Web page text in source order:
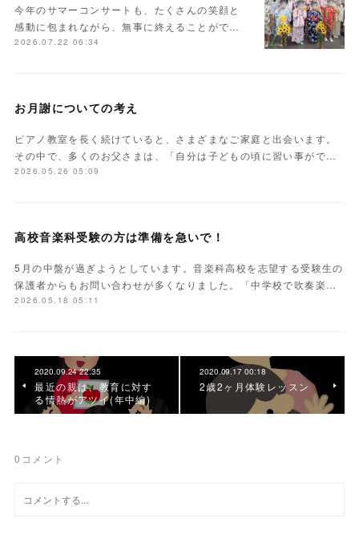
今年のサマーコンサートも、たくさんの笑顔と
感動に包まれながら、無事に終えることがで…
2026.07.22 06:34
お月謝についての考え
ピアノ教室を長く続けていると、さまざまなご家庭と出会います。
その中で、多くのお父さまは、「自分は子どもの頃に習い事がで…
2026.05.26 05:09
高校音楽科受験の方は準備を急いで！
5月の中盤が過ぎようとしています。音楽科高校を志望する受験生の
保護者からもお問い合わせが多くなりました。「中学校で吹奏楽…
2026.05.18 05:11
2020.09.24 22:35
最近の親は、教育に対す
る情熱がアツイ(年中編)
2020.09.17 00:18
2歳2ヶ月体験レッスン
0 コメント